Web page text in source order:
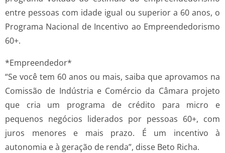
entre pessoas com idade igual ou superior a 60 anos, o
Programa Nacional de Incentivo ao Empreendedorismo
60+.
*Empreendedor*
“Se você tem 60 anos ou mais, saiba que aprovamos na
Comissão de Indústria e Comércio da Câmara projeto
que cria um programa de crédito para micro e
pequenos negócios liderados por pessoas 60+, com
juros menores e mais prazo. É um incentivo à
autonomia e à geração de renda”, disse Beto Richa.